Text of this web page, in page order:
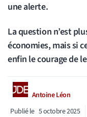
une alerte.
La question n’est
économies, mais si
enfin le courage de
Antoine Léon
Publié le 5 octobre 2025